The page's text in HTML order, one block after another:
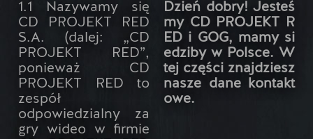
1.1 Nazywamy się
CD PROJEKT RED
S.A. (dalej: „CD
PROJEKT RED”,
ponieważ CD
PROJEKT RED to
zespół
odpowiedzialny za
gry wideo w firmie
Dzień dobry! Jesteś
my CD PROJEKT R
ED i GOG, mamy si
edziby w Polsce. W
tej części znajdziesz
nasze dane kontakt
owe.